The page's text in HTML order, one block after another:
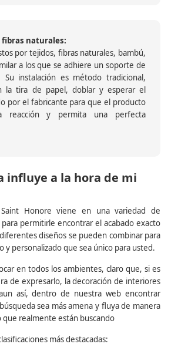
fibras naturales:
por tejidos, fibras naturales, bambú,
a los que se adhiere un soporte de
Su instalación es método tradicional,
la tira de papel, doblar y esperar el
por el fabricante para que el producto
reacción y permita una perfecta
influye a la hora de mi
Honore viene en una variedad de
permitirle encontrar el acabado exacto
diseños se pueden combinar para
y personalizado que sea único para usted.
en todos los ambientes, claro que, si es
de expresarlo, la decoración de interiores
así, dentro de nuestra web encontrar
sea más amena y fluya de manera
que realmente están buscando
más destacadas: